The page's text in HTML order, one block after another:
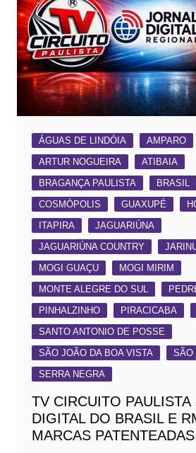
ÁGUAS DE LINDÓIA
AMPARO
ARTUR NOGUEIRA
ATIBAIA
BRAGANÇA PAULISTA
BRASIL
COSMÓPOLIS
GUAXUPÉ
ITAPIRA
JAGUARIÚNA
JAGUARIÚNA COUNTRY
MOGI GUAÇU
MOGI MIRIM
MONTE ALEGRE DO SUL
PINHALZINHO
PIRACICABA
SANTO ANTONIO DE POSSE
SÃO JOÃO DA BOA VISTA
SÃO
SERRA NEGRA
TV CIRCUITO PAULISTA
DIGITAL DO BRASIL E
MARCAS